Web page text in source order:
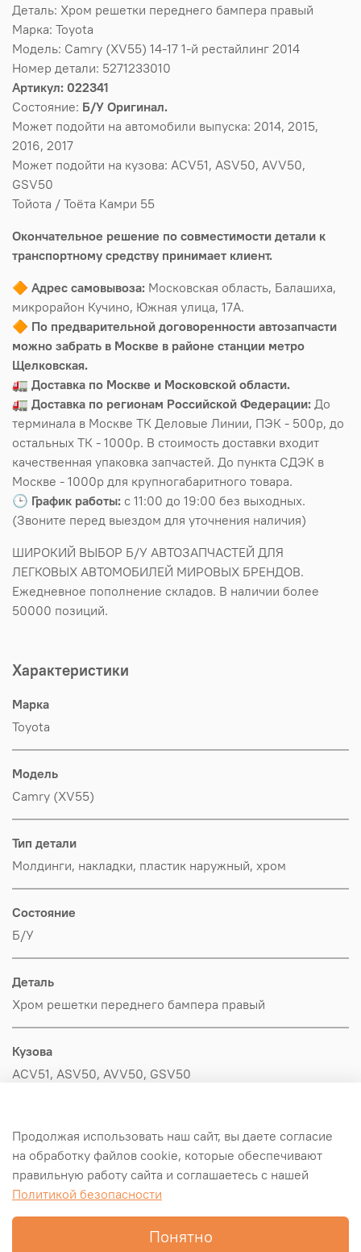
Деталь: Хром решетки переднего бампера правый
Марка: Toyota
Модель: Camry (XV55) 14-17 1-й рестайлинг 2014
Номер детали: 5271233010
Артикул: 022341
Состояние: Б/У Оригинал.
Может подойти на автомобили выпуска: 2014, 2015,
2016, 2017
Может подойти на кузова: ACV51, ASV50, AVV50,
GSV50
Тойота / Тоёта Камри 55
Окончательное решение по совместимости детали к
транспортному средству принимает клиент.
🔶 Адрес самовывоза: Московская область, Балашиха,
микрорайон Кучино, Южная улица, 17А.
🔶 По предварительной договоренности автозапчасти
можно забрать в Москве в районе станции метро
Щелковская.
🚛 Доставка по Москве и Московской области.
🚛 Доставка по регионам Российской Федерации: До
терминала в Москве ТК Деловые Линии, ПЭК - 500р, до
остальных ТК - 1000р. В стоимость доставки входит
качественная упаковка запчастей. До пункта СДЭК в
Москве - 1000р для крупногабаритного товара.
🕒 График работы: с 11:00 до 19:00 без выходных.
(Звоните перед выездом для уточнения наличия)
ШИРОКИЙ ВЫБОР Б/У АВТОЗАПЧАСТЕЙ ДЛЯ
ЛЕГКОВЫХ АВТОМОБИЛЕЙ МИРОВЫХ БРЕНДОВ.
Ежедневное пополнение складов. В наличии более
50000 позиций.
Характеристики
Марка
Toyota
Модель
Camry (XV55)
Тип детали
Молдинги, накладки, пластик наружный, хром
Состояние
Б/У
Деталь
Хром решетки переднего бампера правый
Кузова
ACV51, ASV50, AVV50, GSV50
Toyota
Оригинал/Аналог
Продолжая использовать наш сайт, вы даете согласие
на обработку файлов cookie, которые обеспечивают
правильную работу сайта и соглашаетесь с нашей
Политикой безопасности
Понятно